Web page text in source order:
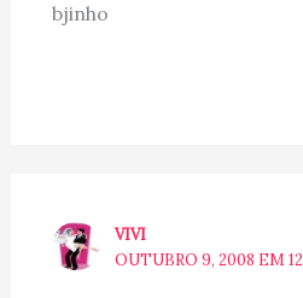
bjinho
VIVI
OUTUBRO 9, 2008 EM